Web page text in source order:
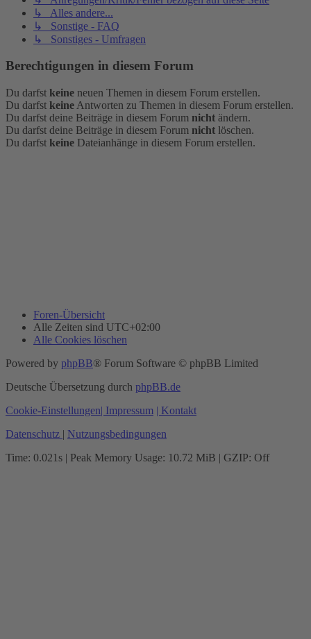
↳ Alles andere...
↳ Sonstige - FAQ
↳ Sonstiges - Umfragen
Berechtigungen in diesem Forum
Du darfst keine neuen Themen in diesem Forum erstellen.
Du darfst keine Antworten zu Themen in diesem Forum erstellen.
Du darfst deine Beiträge in diesem Forum nicht ändern.
Du darfst deine Beiträge in diesem Forum nicht löschen.
Du darfst keine Dateianhänge in diesem Forum erstellen.
Foren-Übersicht
Alle Zeiten sind UTC+02:00
Alle Cookies löschen
Powered by phpBB® Forum Software © phpBB Limited
Deutsche Übersetzung durch phpBB.de
Cookie-Einstellungen| Impressum | Kontakt
Datenschutz | Nutzungsbedingungen
Time: 0.021s | Peak Memory Usage: 10.72 MiB | GZIP: Off